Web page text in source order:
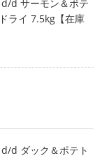
d サーモン＆ポテ
ライ 7.5kg【在庫
d ダック＆ポテト